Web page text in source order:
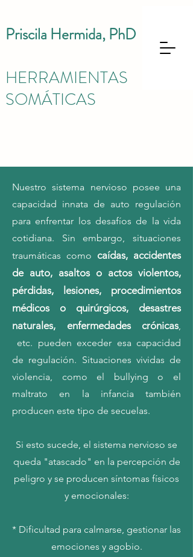
Priscila Hermida, PhD
HERRAMIENTAS
SOMÁTICAS
Nuestro sistema nervioso posee una
capacidad innata de auto regulación
para enfrentar los desafíos de la vida
cotidiana. Sin embargo, situaciones
traumáticas como caídas, accidentes
de auto, asaltos o actos violentos,
pérdidas, lesiones, procedimientos
médicos o quirúrgicos, desastres
naturales, enfermedades crónicas,
etc. pueden exceder esa capacidad
de regulación. Situaciones vividas de
violencia, como el bullying o el
maltrato en la infancia también
producen este tipo de secuelas.
Si esto sucede, el sistema nervioso se
queda "atascado" en la percepción de
peligro y se producen síntomas físicos
y emocionales:
* Dificultad para calmarse, gestionar las
emociones y agobio.